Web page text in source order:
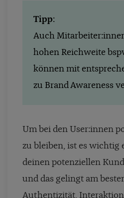
Tipp:
Auch
hohen Reichweite
können mit
zu Brand Awareness
Um bei den User:innen
zu bleiben, ist es wichtig
deinen potenziellen
und das gelingt am
Authentizität,